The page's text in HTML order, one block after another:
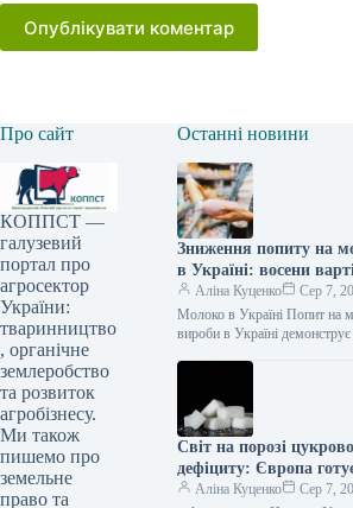
Опублікувати коментар
Про сайт
КОППСТ —
галузевий
портал про
агросектор
України:
тваринництво
, органічне
землеробство
та розвиток
агробізнесу.
Ми також
пишемо про
земельне
право та
Останні новини
Зниження попиту на
в Україні: восени
може підскочити на
АГРОПОЛІТ
Аліна Куценко
Сер 7,
Молоко в Україні Попит на
вироби в Україні
Світ на порозі
дефіциту: Європа
найгіршого врожаю за
Аліна Куценко
Сер 7,